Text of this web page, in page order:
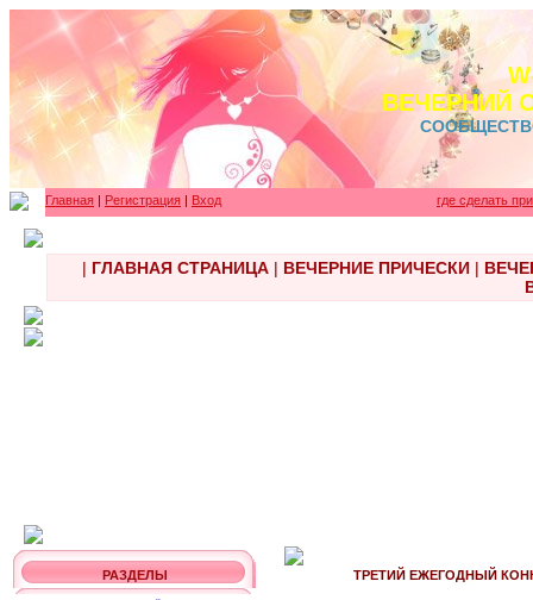
ВЕЧЕРНИЙ
Главная | Регистрация | Вход где сделать
| ГЛАВНАЯ СТРАНИЦА| ВЕЧЕРНИЕ ПРИЧЕСКИ|
РАЗДЕЛЫ ТРЕТИЙ ЕЖЕГОДНЫЙ